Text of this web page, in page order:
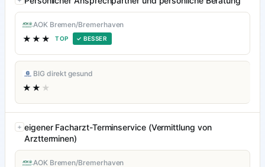
AOK Bremen/Bremerhaven
★★★ TOP ✓ BESSER
BIG direkt gesund
★★ ★
eigener Facharzt-Terminservice (Vermittlung von
Arztterminen)
AOK Bremen/Bremerhaven